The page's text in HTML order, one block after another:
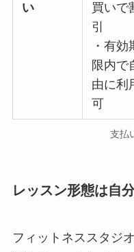
い
買いで
引
・有効
限内で
由に利
可
支払
レッスン形態は自
フィットネススタジ